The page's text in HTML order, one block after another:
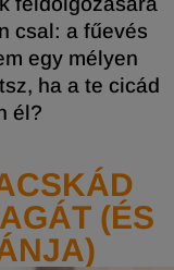
csal: a fűevés
egy mélyen
ha a te cicád
él?
(ÉS